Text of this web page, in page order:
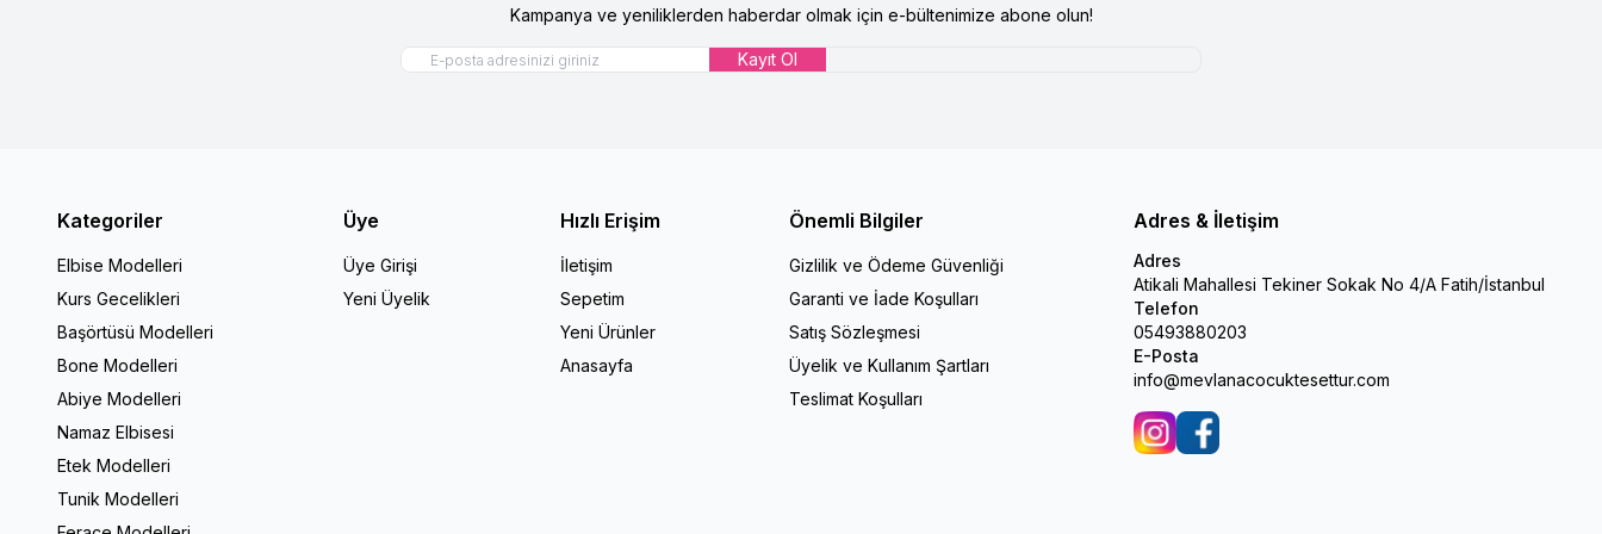
Kampanya ve yeniliklerden haberdar olmak için e-bültenimize abone olun!
Kayıt Ol
Kategoriler
Elbise Modelleri
Kurs Gecelikleri
Başörtüsü Modelleri
Bone Modelleri
Abiye Modelleri
Namaz Elbisesi
Etek Modelleri
Tunik Modelleri
Üye
Üye Girişi
Yeni Üyelik
Hızlı Erişim
İletişim
Sepetim
Yeni Ürünler
Anasayfa
Önemli Bilgiler
Gizlilik ve Ödeme Güvenliği
Garanti ve İade Koşulları
Satış Sözleşmesi
Üyelik ve Kullanım Şartları
Teslimat Koşulları
Adres & İletişim
Adres
Atikali Mahallesi Tekiner Sokak No 4/A Fatih/İstanbul
Telefon
05493880203
E-Posta
info@mevlanacocuktesettur.com
İnstagramFacebook